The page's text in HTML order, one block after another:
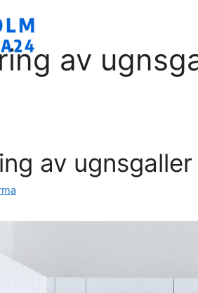
av
av ugnsgaller